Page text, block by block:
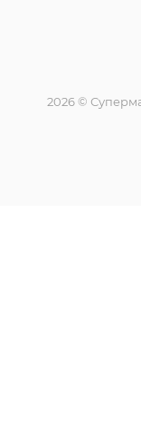
2026 ©